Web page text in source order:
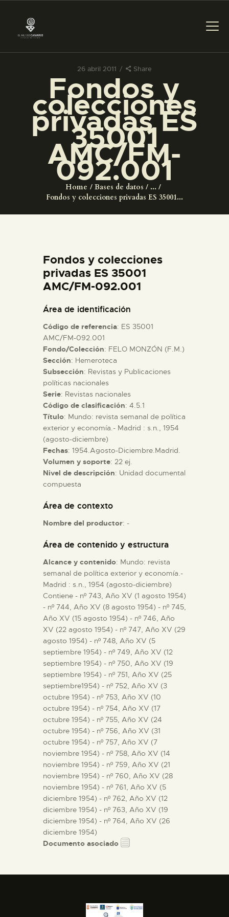
26 abril 2011 Share
Fondos y
colecciones
privadas ES
35001
AMC/FM-
092.001
Home Bases de datos
...
Fondos y colecciones privadas ES 35001...
PREPARAR LA VISITA
ACTIVIDADES
█
EL MUSEO
ESPAÑOL
ACTIVIDADES
█
EL MUSEO
COLECCIONES
DIDÁCTICA
ESPAÑOL
Fondos y colecciones
privadas ES 35001
AMC/FM-092.001
Área de identificación
Código de referencia: ES 35001
AMC/FM-092.001
Fondo/Colección: FELO MONZÓN (F.M.)
Sección: Hemeroteca
Subsección: Revistas y Publicaciones
políticas nacionales
Serie: Revistas nacionales
Código de clasificación: 4.5.1
Título: Mundo: revista semanal de política
exterior y economía.- Madrid : s.n., 1954
(agosto-diciembre)
Fechas: 1954.Agosto-Diciembre.Madrid.
Volumen y soporte: 22 ej.
Nivel de descripción: Unidad documental
compuesta
Área de contexto
Nombre del productor: -
Área de contenido y estructura
Alcance y contenido: Mundo: revista
semanal de política exterior y economía.-
Madrid : s.n., 1954 (agosto-diciembre)
Contiene - nº 743, Año XV (1 agosto 1954)
- nº 744, Año XV (8 agosto 1954) - nº 745,
Año XV (15 agosto 1954) - nº 746, Año
XV (22 agosto 1954) - nº 747, Año XV (29
agosto 1954) - nº 748, Año XV (5
septiembre 1954) - nº 749, Año XV (12
septiembre 1954) - nº 750, Año XV (19
septiembre 1954) - nº 751, Año XV (25
septiembre1954) - nº 752, Año XV (3
octubre 1954) - nº 753, Año XV (10
octubre 1954) - nº 754, Año XV (17
octubre 1954) - nº 755, Año XV (24
octubre 1954) - nº 756, Año XV (31
octubre 1954) - nº 757, Año XV (7
noviembre 1954) - nº 758, Año XV (14
noviembre 1954) - nº 759, Año XV (21
noviembre 1954) - nº 760, Año XV (28
noviembre 1954) - nº 761, Año XV (5
diciembre 1954) - nº 762, Año XV (12
diciembre 1954) - nº 763, Año XV (19
diciembre 1954) - nº 764, Año XV (26
diciembre 1954)
Documento asociado